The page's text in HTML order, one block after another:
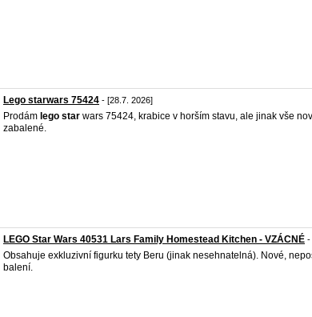
Lego starwars 75424 - [28.7. 2026]
Prodám lego star wars 75424, krabice v horším stavu, ale jinak vše
zabalené.
LEGO Star Wars 40531 Lars Family Homestead Kitchen - VZÁCNÉ -
Obsahuje exkluzivní figurku tety Beru (jinak nesehnatelná). Nové,
balení.